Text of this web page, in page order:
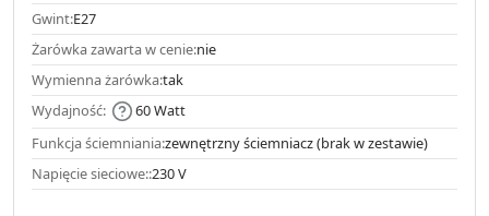
Gwint:E27
Żarówka zawarta w cenie:nie
Wymienna żarówka:tak
Wydajność:
60 Watt
Funkcja ściemniania:zewnętrzny ściemniacz (brak w zestawie)
Napięcie sieciowe::230 V